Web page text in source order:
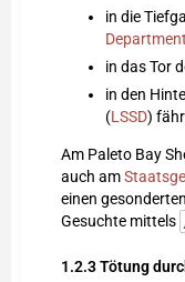
in die
in das Tor
in den
(LSSD)
Am Paleto Bay
auch am
einen
Gesuchte mittels
1.2.3Tötung